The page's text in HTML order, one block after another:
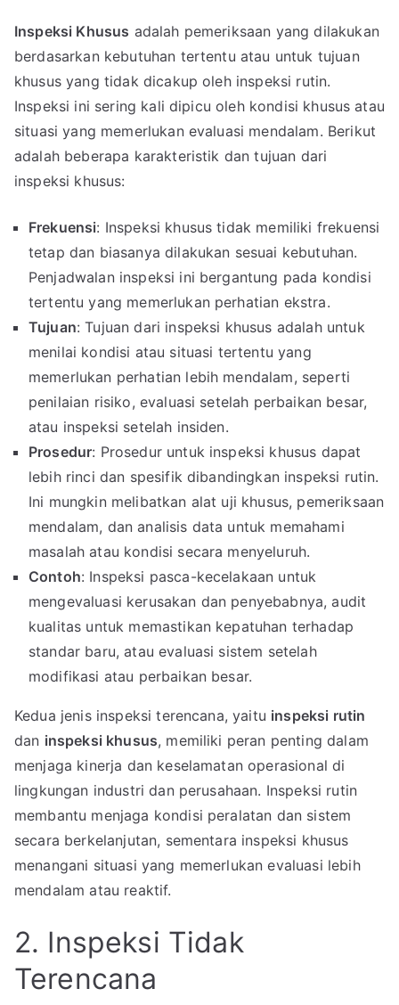
Inspeksi Khusus adalah pemeriksaan yang dilakukan
berdasarkan kebutuhan tertentu atau untuk tujuan
khusus yang tidak dicakup oleh inspeksi rutin.
Inspeksi ini sering kali dipicu oleh kondisi khusus atau
situasi yang memerlukan evaluasi mendalam. Berikut
adalah beberapa karakteristik dan tujuan dari
inspeksi khusus:
Frekuensi: Inspeksi khusus tidak memiliki frekuensi
tetap dan biasanya dilakukan sesuai kebutuhan.
Penjadwalan inspeksi ini bergantung pada kondisi
tertentu yang memerlukan perhatian ekstra.
Tujuan: Tujuan dari inspeksi khusus adalah untuk
menilai kondisi atau situasi tertentu yang
memerlukan perhatian lebih mendalam, seperti
penilaian risiko, evaluasi setelah perbaikan besar,
atau inspeksi setelah insiden.
Prosedur: Prosedur untuk inspeksi khusus dapat
lebih rinci dan spesifik dibandingkan inspeksi rutin.
Ini mungkin melibatkan alat uji khusus, pemeriksaan
mendalam, dan analisis data untuk memahami
masalah atau kondisi secara menyeluruh.
Contoh: Inspeksi pasca-kecelakaan untuk
mengevaluasi kerusakan dan penyebabnya, audit
kualitas untuk memastikan kepatuhan terhadap
standar baru, atau evaluasi sistem setelah
modifikasi atau perbaikan besar.
Kedua jenis inspeksi terencana, yaitu inspeksi rutin
dan inspeksi khusus, memiliki peran penting dalam
menjaga kinerja dan keselamatan operasional di
lingkungan industri dan perusahaan. Inspeksi rutin
membantu menjaga kondisi peralatan dan sistem
secara berkelanjutan, sementara inspeksi khusus
menangani situasi yang memerlukan evaluasi lebih
mendalam atau reaktif.
2. Inspeksi Tidak
Terencana